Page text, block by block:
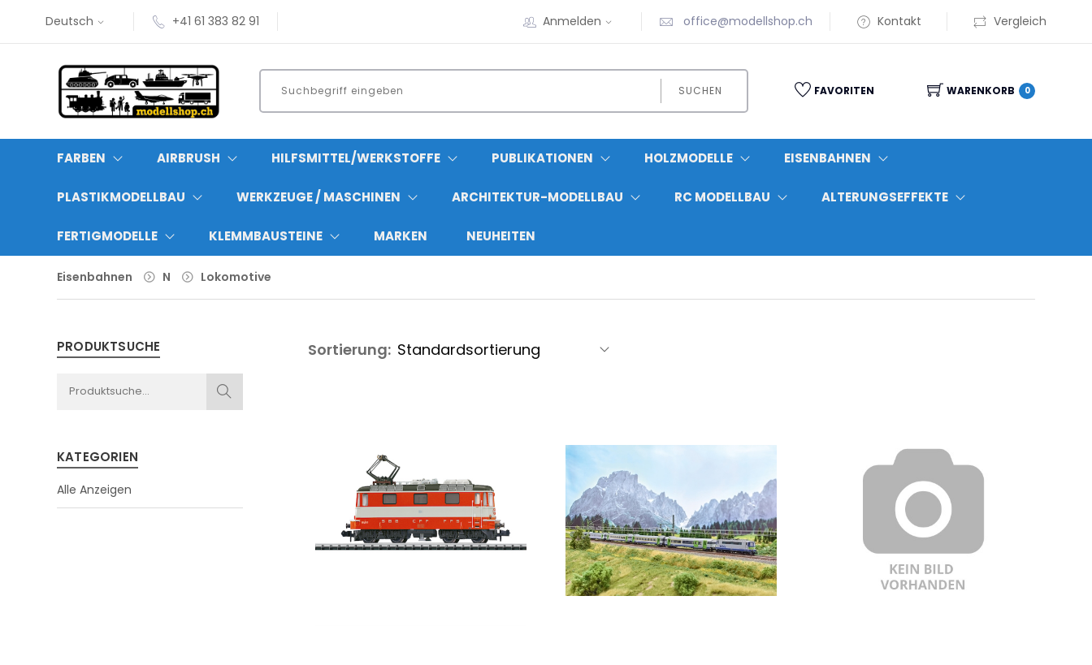
Deutsch +41 61 383 82 91 Anmelden office@modellshop.ch Kontakt Vergleich
SUCHEN FAVORITEN WARENKORB 0
FARBEN AIRBRUSH HILFSMITTEL/WERKSTOFFE PUBLIKATIONEN HOLZMODELLE EISENBAHNEN
PLASTIKMODELLBAU WERKZEUGE / MASCHINEN ARCHITEKTUR-MODELLBAU RC MODELLBAU ALTERUNGSEFFEKTE
FERTIGMODELLE KLEMMBAUSTEINE MARKEN NEUHEITEN
Eisenbahnen N Lokomotive
PRODUKTSUCHE
KATEGORIEN
Alle Anzeigen
Sortierung: